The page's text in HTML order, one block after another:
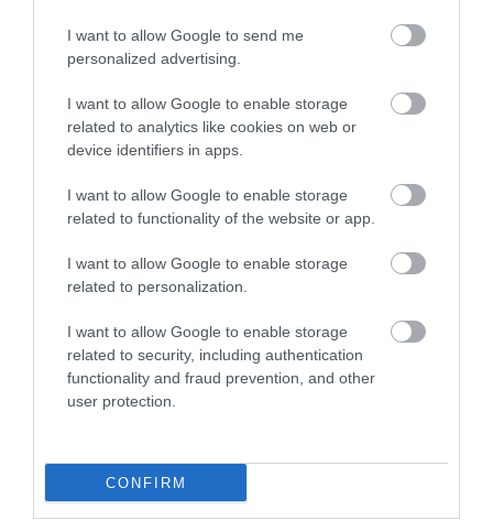
I want to allow Google to send me
personalized advertising.
I want to allow Google to enable storage
related to analytics like cookies on web or
device identifiers in apps.
I want to allow Google to enable storage
related to functionality of the website or app.
I want to allow Google to enable storage
related to personalization.
I want to allow Google to enable storage
related to security, including authentication
functionality and fraud prevention, and other
user protection.
CONFIRM
πιο σοβαρή από ό,τι αναμενόταν
ΒΑΣΙΛΗΣ ΔΙΑΜΑΝΤΑΚΟΣ
"Κρυφά χρέη" στον γερμανικό
προυπολογισμό;
ΚΩΣΤΑΣ ΚΑΛΛΙΑΝΤΕΡΗΣ
05.09.2023 | 22:00
Γερμανία: Στον αστερισμό της
λιτότητας ο προϋπολογισμός για το
ΚΩΣΤΑΣ ΚΑΛΛΙΑΝΤΕΡΗΣ
05.09.2023 | 17:59
ΒΑΣΙΛΗΣ ΔΙΑΜΑΝΤΑΚΟΣ
31.08.2023 | 00:10